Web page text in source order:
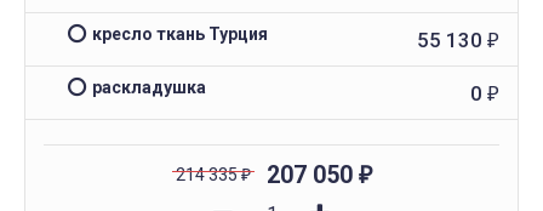
кресло ткань Турция 55 130 ₽
раскладушка 0 ₽
214 335₽ 207 050 ₽